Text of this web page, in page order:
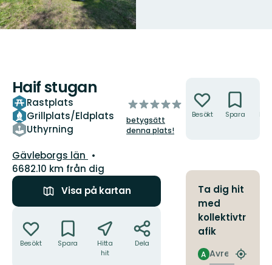
Haif stugan
Rastplats
Grillplats/Eldplats
Uthyrning
av
5
stjärnor
betygsätt
denna plats!
Län:
Gävleborgs län
6682.10 km från dig
Visa på kartan
Besökt Spara
Hitta
hit
Dela
Besökt Spara
Ta dig hit
med
kollektivtr
afik
Avresa
A
Hitta